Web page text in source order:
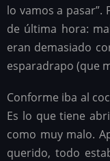
lo vamos a pasar”.
de última hora:
eran demasiado
esparadrapo (que
Conforme iba al
Es lo que tiene
como muy malo.
querido, todo